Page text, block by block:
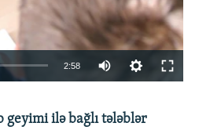
2:58
360p
ilə bağlı tələblər